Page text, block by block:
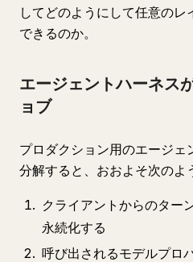
してどのようにして任意の
できるのか。
エージェントハーネス
ョブ
プロダクション用のエージェ
分解すると、おおよそ次のよ
クライアントからのター
永続化する
呼び出されるモデルプロ